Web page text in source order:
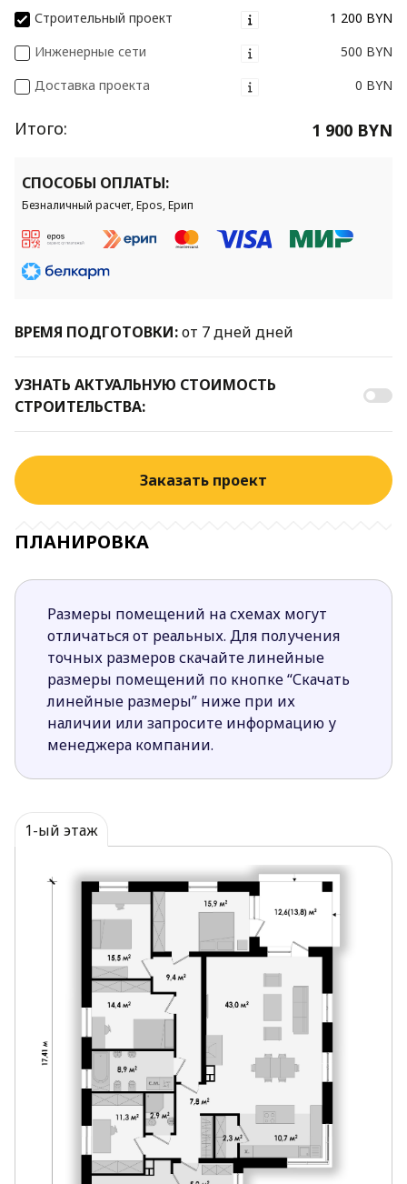
Строительный проект
1 200 BYN
Инженерные сети
500 BYN
Доставка проекта
0 BYN
Итого: 1 900 BYN
СПОСОБЫ ОПЛАТЫ:
Безналичный расчет, Epos, Ерип
ВРЕМЯ ПОДГОТОВКИ:от 7 дней дней
УЗНАТЬ АКТУАЛЬНУЮ СТОИМОСТЬ
СТРОИТЕЛЬСТВА:
Заказать проект
ПЛАНИРОВКА
Размеры помещений на схемах могут
отличаться от реальных. Для получения
точных размеров скачайте линейные
размеры помещений по кнопке “Скачать
линейные размеры” ниже при их
наличии или запросите информацию у
менеджера компании.
1-ый этаж